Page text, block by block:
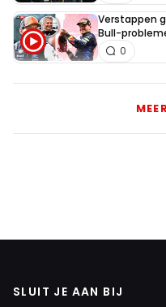
ondersteuning het
hierin een hele
GR010 Hybrid is nu de
Verstappen
Bull-
0
SLUIT JE AAN BIJ